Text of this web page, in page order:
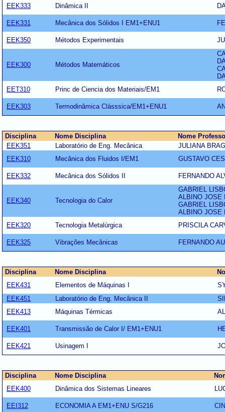
EEK333
Dinâmica II
EEK331 Mecânica dos Sólidos I EM1+ENU1
EEK350 Métodos Experimentais
EEK300 Métodos Matemáticos
EET310
Princ de Ciencia dos Materiais/EM1
EEK303 Termodinâmica Clásssica/EM1+ENU1
Disciplina Nome Disciplina
Nome
EEK351
Laboratório de Eng. Mecânica
JULIANA
EEK310
Mecânica dos Fluidos I/EM1 GUSTAVO
EEK332 Mecânica dos Sólidos II FERNANDO
EEK340 Tecnologia do Calor
GABRIEL
ALBINO JOSE
GABRIEL
ALBINO JOSE
EEK320
Tecnologia Metalúrgica PRISCILA
EEK325 Vibrações Mecânicas FERNANDO
Disciplina Nome Disciplina
EEK431
Elementos de Máquinas I
EEK451
Laboratório de Eng. Mecânica II
EEK413
Máquinas Térmicas
EEK401 Transmissão de Calor I/ EM1+ENU1
EEK421 Usinagem I
Disciplina Nome Disciplina
EEK400
Dinâmica dos Sistemas Lineares
EEI312 ECONOMIA A EM1+ENU S/G216